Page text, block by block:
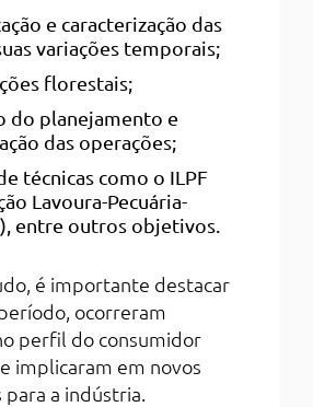
e caracterização das
variações temporais;
florestais;
do planejamento e
das operações;
técnicas como o ILPF
Lavoura-Pecuária-
entre outros objetivos.
é importante destacar
ocorreram
perfil do consumidor
implicaram em novos
a indústria.